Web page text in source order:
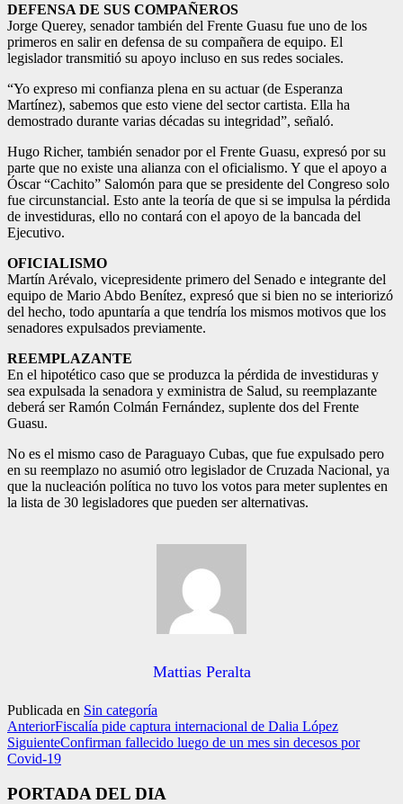
DEFENSA DE SUS COMPAÑEROS
Jorge Querey, senador también del Frente Guasu fue uno de los
primeros en salir en defensa de su compañera de equipo. El
legislador transmitió su apoyo incluso en sus redes sociales.
“Yo expreso mi confianza plena en su actuar (de Esperanza
Martínez), sabemos que esto viene del sector cartista. Ella ha
demostrado durante varias décadas su integridad”, señaló.
Hugo Richer, también senador por el Frente Guasu, expresó por su
parte que no existe una alianza con el oficialismo. Y que el apoyo a
Óscar “Cachito” Salomón para que se presidente del Congreso solo
fue circunstancial. Esto ante la teoría de que si se impulsa la pérdida
de investiduras, ello no contará con el apoyo de la bancada del
Ejecutivo.
OFICIALISMO
Martín Arévalo, vicepresidente primero del Senado e integrante del
equipo de Mario Abdo Benítez, expresó que si bien no se interiorizó
del hecho, todo apuntaría a que tendría los mismos motivos que los
senadores expulsados previamente.
REEMPLAZANTE
En el hipotético caso que se produzca la pérdida de investiduras y
sea expulsada la senadora y exministra de Salud, su reemplazante
deberá ser Ramón Colmán Fernández, suplente dos del Frente
Guasu.
No es el mismo caso de Paraguayo Cubas, que fue expulsado pero
en su reemplazo no asumió otro legislador de Cruzada Nacional, ya
que la nucleación política no tuvo los votos para meter suplentes en
la lista de 30 legisladores que pueden ser alternativas.
Mattias Peralta
Publicada en Sin categoría
AnteriorFiscalía pide captura internacional de Dalia López
SiguienteConfirman fallecido luego de un mes sin decesos por
Covid-19
PORTADA DEL DIA